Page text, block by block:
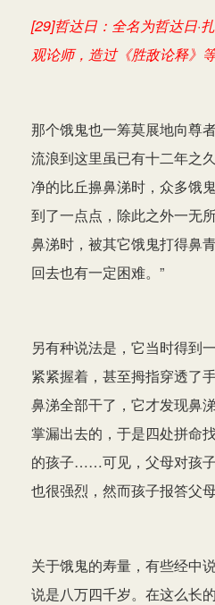
[29]哲达日：全名为哲达日·
观论师，造过《胜敌论释》等
那个饿鬼也一筹莫展地向尊
流浪到这里虽已有十二年之
净的比丘擤鼻涕时，众多饿
到了一点点，除此之外一无
鼻涕时，被其它饿鬼打得鼻
回去也有一定困难。”
另有种说法是，它当时得到
紧紧握着，甚至拇指穿透了
鼻涕全部干了，它才发现鼻
掌漏出去的，于是四处拼命
的孩子……可见，父母对孩
也很强烈，然而孩子报答父
关于饿鬼的寿量，有些经中
说是八万四千岁。在这么长